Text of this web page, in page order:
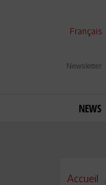
Français
Newsletter
NEWS
Accueil